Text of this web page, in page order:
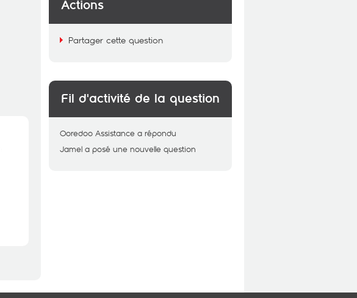
Actions
Partager cette question
Fil d'activité de la question
Ooredoo Assistance a répondu
Jamel a posé une nouvelle question